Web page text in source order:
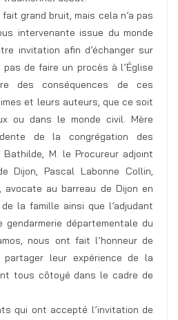
grand bruit, mais cela n’a pas
intervenante issue du monde
invitation afin d’échanger sur
de faire un procès à l’Église
des conséquences de ces
et leurs auteurs, que ce soit
ou dans le monde civil. Mère
de la congrégation des
M. le Procureur adjoint
Dijon, Pascal Labonne Collin,
avocate au barreau de Dijon en
la famille ainsi que l’adjudant
départementale du
nous ont fait l’honneur de
leur expérience de la
tous côtoyé dans le cadre de
ont accepté l’invitation de